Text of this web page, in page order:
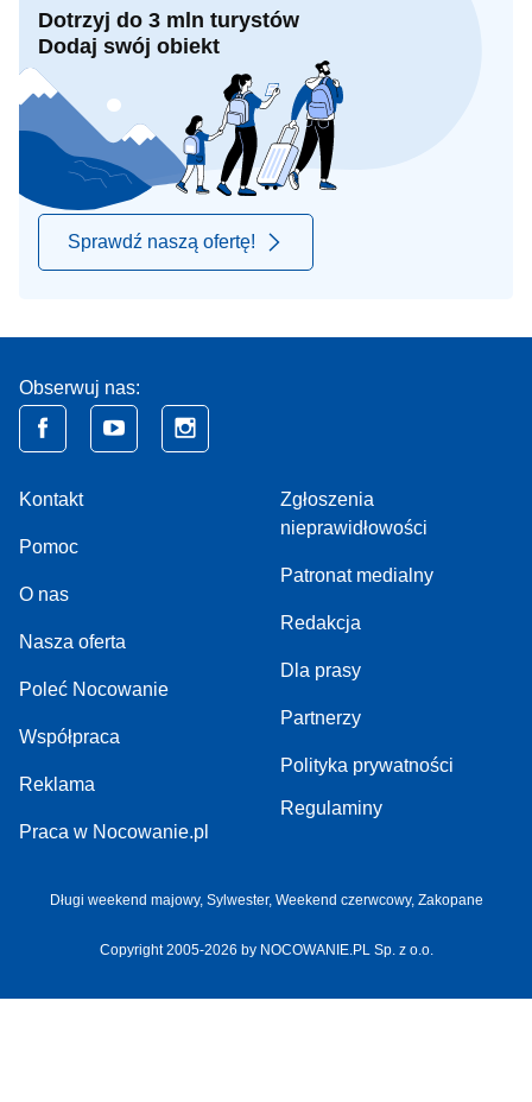
Dotrzyj do 3 mln turystów
Dodaj swój obiekt
Sprawdź naszą ofertę!
Obserwuj nas:
Kontakt
Pomoc
O nas
Nasza oferta
Poleć Nocowanie
Współpraca
Reklama
Praca w Nocowanie.pl
Zgłoszenia
nieprawidłowości
Patronat medialny
Redakcja
Dla prasy
Partnerzy
Polityka prywatności
Regulaminy
Długi weekend majowy, Sylwester, Weekend czerwcowy, Zakopane
Copyright 2005-2026 by NOCOWANIE.PL Sp. z o.o.